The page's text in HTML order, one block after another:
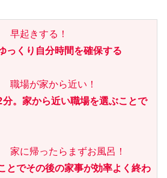
っくり自分時間を確保する
。家から近い職場を選ぶことで
とでその後の家事が効率よく終わ